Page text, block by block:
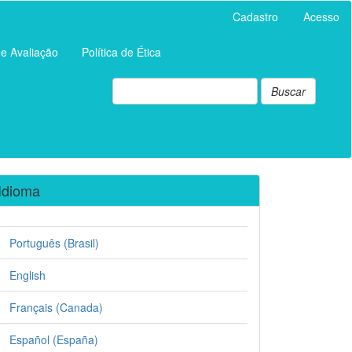
Cadastro Acesso
Avaliação Política de Ética
Buscar
Português (Brasil)
English
Français (Canada)
Español (España)